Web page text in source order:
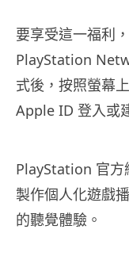
要享受這一福利
PlayStation
式後，按照螢幕
Apple ID 登入或
PlayStation 官
製作個人化遊戲
的聽覺體驗。